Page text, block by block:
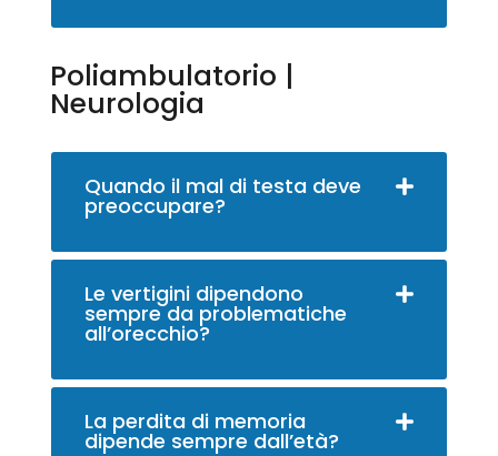
Poliambulatorio |
Neurologia
Quando il mal di testa deve
preoccupare?
Le vertigini dipendono
sempre da problematiche
all’orecchio?
La perdita di memoria
dipende sempre dall’età?